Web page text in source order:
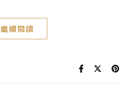
繼續閱讀